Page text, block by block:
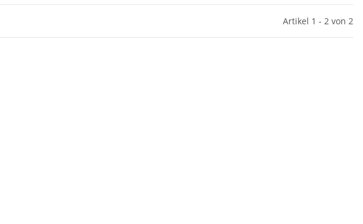
Artikel 1 - 2 von 2